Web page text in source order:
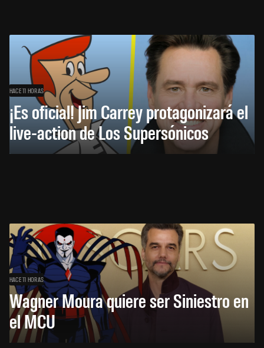
HACE 11 HORAS
¡Es oficial! Jim Carrey protagonizará el
live-action de Los Supersónicos
HACE 11 HORAS
Wagner Moura quiere ser Siniestro en
el MCU